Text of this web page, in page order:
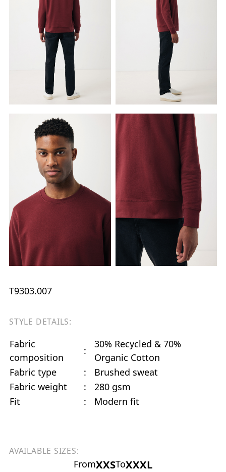
T9303.007
STYLE DETAILS:
Fabric
composition
:
30% Recycled & 70%
Organic Cotton
Fabric type
:
Brushed sweat
Fabric weight
:
280 gsm
Fit
: Modern fit
AVAILABLE SIZES:
FromXXSToXXXL